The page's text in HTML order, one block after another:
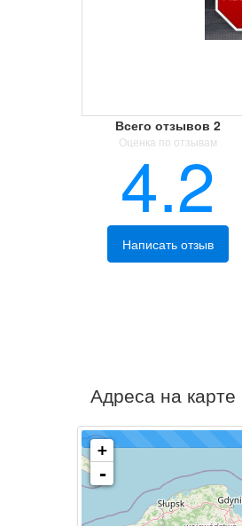
Всего отзывов 2
Оценка по отзывам
4.2
Написать отзыв
Адреса на карте
+
-